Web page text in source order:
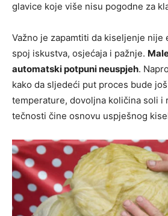
glavice koje više nisu pogodne za
Važno je zapamtiti da kiseljenje nije
spoj iskustva, osjećaja i pažnje.
automatski potpuni neuspjeh.
kako da sljedeći put proces bude
temperature, dovoljna količina soli i
tečnosti čine osnovu uspješnog